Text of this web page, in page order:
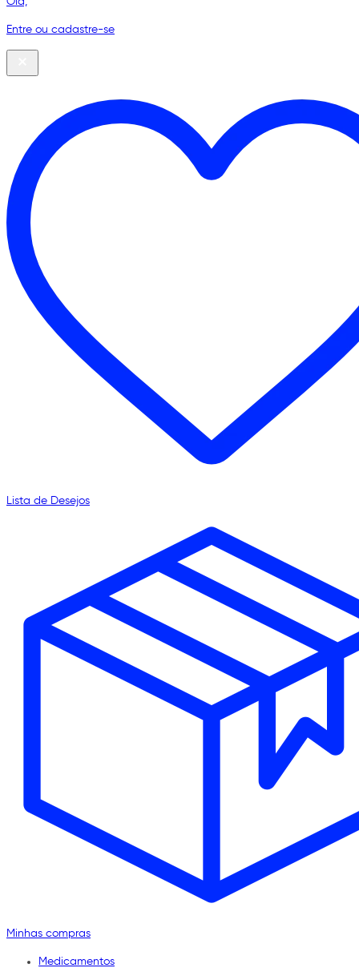
Entre ou cadastre-se
Lista de Desejos
Minhas compras
Medicamentos